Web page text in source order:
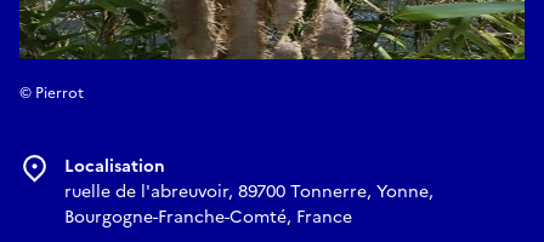
© Pierrot
Localisation
ruelle de l'abreuvoir, 89700 Tonnerre, Yonne,
Bourgogne-Franche-Comté, France